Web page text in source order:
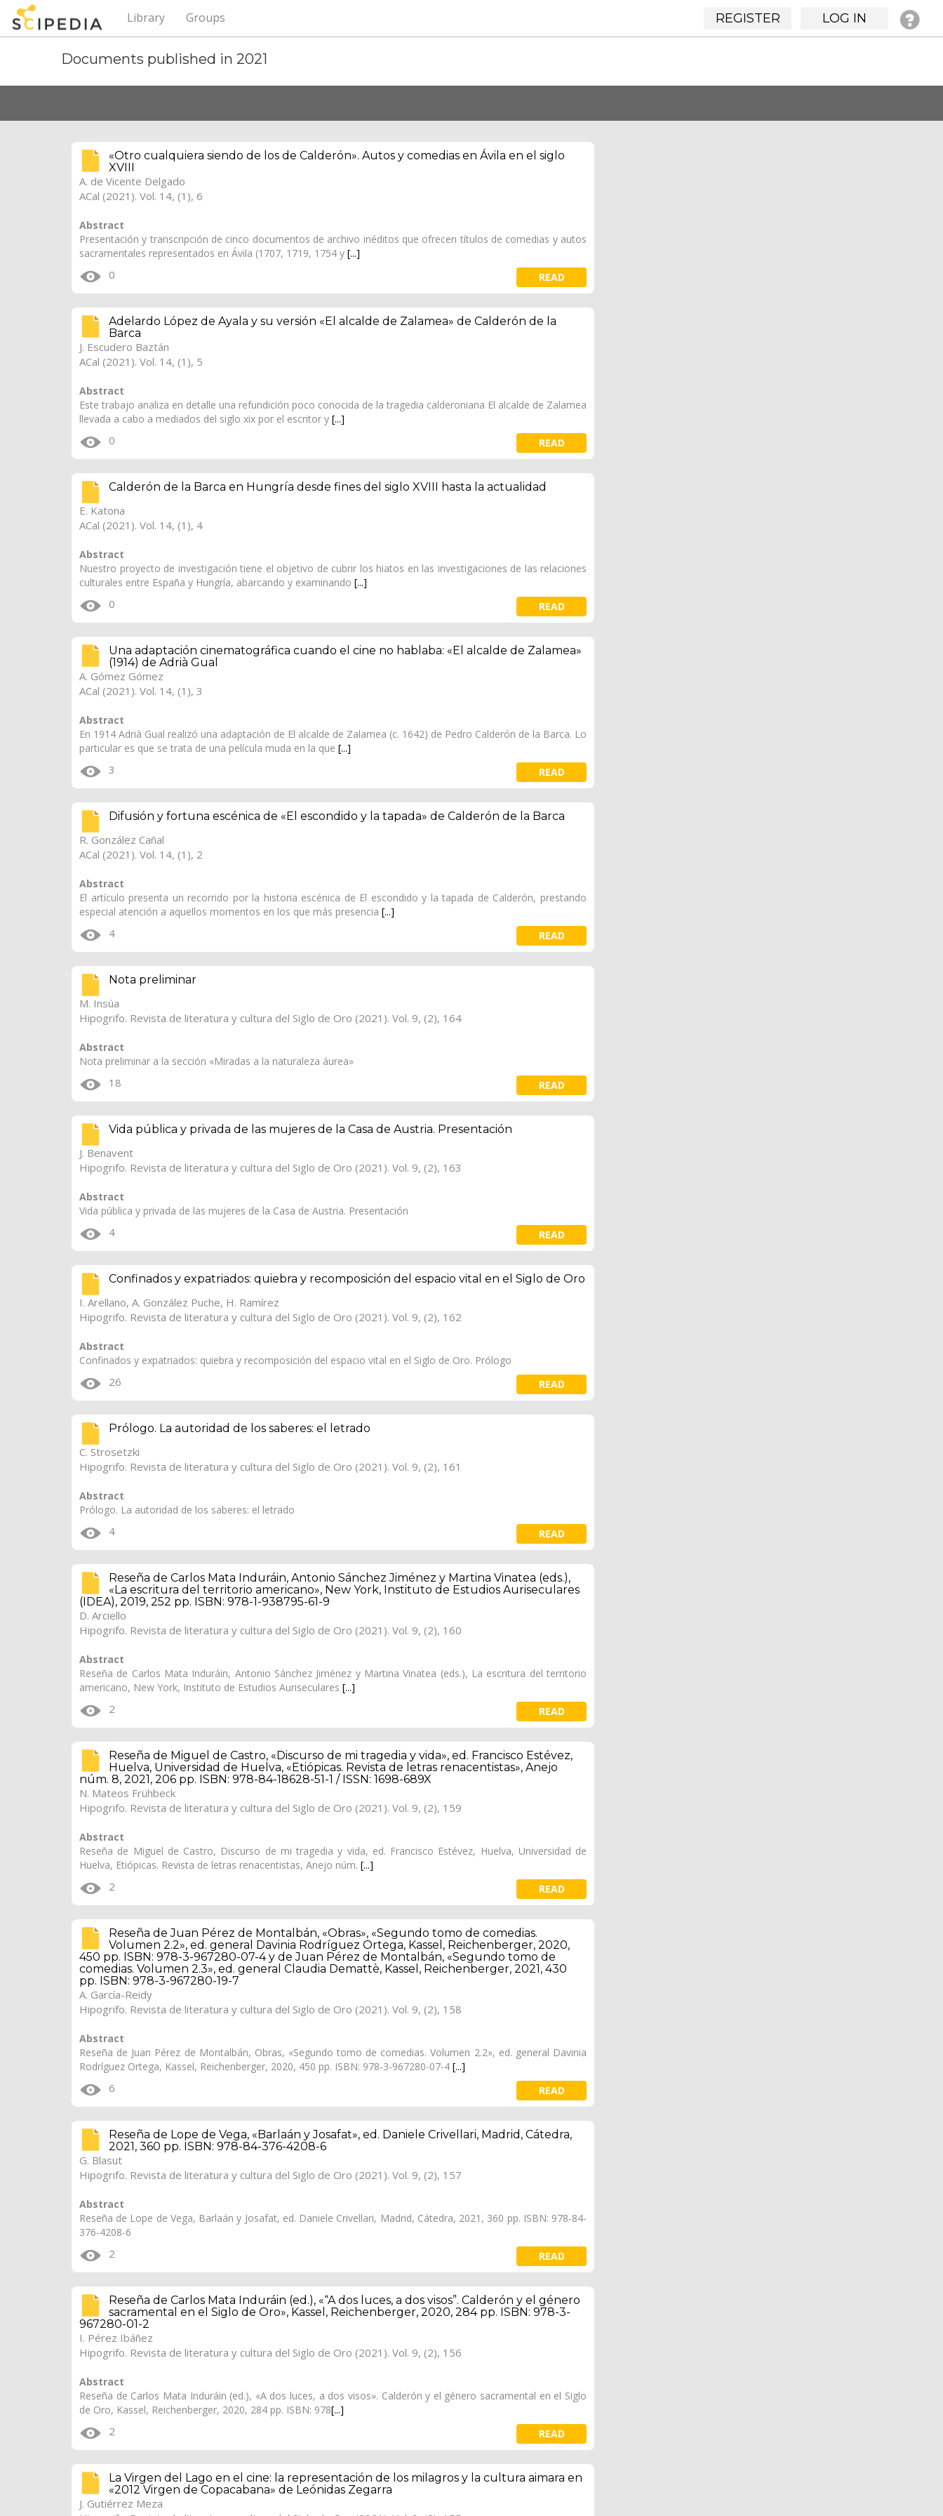
REGISTER LOG IN
Library Groups
Documents published in 2021
«Otro cualquiera siendo de los de Calderón». Autos y comedias en Ávila en el siglo
XVIII
A. de Vicente Delgado
ACal (2021). Vol. 14, (1), 6
Abstract
Presentación y transcripción de cinco documentos de archivo inéditos que ofrecen títulos de comedias y autos
sacramentales representados en Ávila (1707, 1719, 1754 y [...]
0 READ
Adelardo López de Ayala y su versión «El alcalde de Zalamea» de Calderón de la
Barca
J. Escudero Baztán
ACal (2021). Vol. 14, (1), 5
Abstract
Este trabajo analiza en detalle una refundición poco conocida de la tragedia calderoniana El alcalde de Zalamea
llevada a cabo a mediados del siglo xix por el escritor y [...]
0 READ
Calderón de la Barca en Hungría desde fines del siglo XVIII hasta la actualidad
E. Katona
ACal (2021). Vol. 14, (1), 4
Abstract
Nuestro proyecto de investigación tiene el objetivo de cubrir los hiatos en las investigaciones de las relaciones
culturales entre España y Hungría, abarcando y examinando [...]
0 READ
Una adaptación cinematográfica cuando el cine no hablaba: «El alcalde de Zalamea»
(1914) de Adrià Gual
A. Gómez Gómez
ACal (2021). Vol. 14, (1), 3
Abstract
En 1914 Adrià Gual realizó una adaptación de El alcalde de Zalamea (c. 1642) de Pedro Calderón de la Barca. Lo
particular es que se trata de una película muda en la que [...]
3 READ
Difusión y fortuna escénica de «El escondido y la tapada» de Calderón de la Barca
R. González Cañal
ACal (2021). Vol. 14, (1), 2
Abstract
El artículo presenta un recorrido por la historia escénica de El escondido y la tapada de Calderón, prestando
especial atención a aquellos momentos en los que más presencia [...]
4 READ
Nota preliminar
M. Insúa
Hipogrifo. Revista de literatura y cultura del Siglo de Oro (2021). Vol. 9, (2), 164
Abstract
Nota preliminar a la sección «Miradas a la naturaleza áurea»
18 READ
Vida pública y privada de las mujeres de la Casa de Austria. Presentación
J. Benavent
Hipogrifo. Revista de literatura y cultura del Siglo de Oro (2021). Vol. 9, (2), 163
Abstract
Vida pública y privada de las mujeres de la Casa de Austria. Presentación
4 READ
Confinados y expatriados: quiebra y recomposición del espacio vital en el Siglo de Oro
I. Arellano, A. González Puche, H. Ramírez
Hipogrifo. Revista de literatura y cultura del Siglo de Oro (2021). Vol. 9, (2), 162
Abstract
Confinados y expatriados: quiebra y recomposición del espacio vital en el Siglo de Oro. Prólogo
26 READ
Prólogo. La autoridad de los saberes: el letrado
C. Strosetzki
Hipogrifo. Revista de literatura y cultura del Siglo de Oro (2021). Vol. 9, (2), 161
Abstract
Prólogo. La autoridad de los saberes: el letrado
4 READ
Reseña de Carlos Mata Induráin, Antonio Sánchez Jiménez y Martina Vinatea (eds.),
«La escritura del territorio americano», New York, Instituto de Estudios Auriseculares
(IDEA), 2019, 252 pp. ISBN: 978-1-938795-61-9
D. Arciello
Hipogrifo. Revista de literatura y cultura del Siglo de Oro (2021). Vol. 9, (2), 160
Abstract
Reseña de Carlos Mata Induráin, Antonio Sánchez Jiménez y Martina Vinatea (eds.), La escritura del territorio
americano, New York, Instituto de Estudios Auriseculares [...]
2 READ
Reseña de Miguel de Castro, «Discurso de mi tragedia y vida», ed. Francisco Estévez,
Huelva, Universidad de Huelva, «Etiópicas. Revista de letras renacentistas», Anejo
núm. 8, 2021, 206 pp. ISBN: 978-84-18628-51-1 / ISSN: 1698-689X
N. Mateos Frühbeck
Hipogrifo. Revista de literatura y cultura del Siglo de Oro (2021). Vol. 9, (2), 159
Abstract
Reseña de Miguel de Castro, Discurso de mi tragedia y vida, ed. Francisco Estévez, Huelva, Universidad de
Huelva, Etiópicas. Revista de letras renacentistas, Anejo núm. [...]
2 READ
Reseña de Juan Pérez de Montalbán, «Obras», «Segundo tomo de comedias.
Volumen 2.2», ed. general Davinia Rodríguez Ortega, Kassel, Reichenberger, 2020,
450 pp. ISBN: 978-3-967280-07-4 y de Juan Pérez de Montalbán, «Segundo tomo de
comedias. Volumen 2.3», ed. general Claudia Demattè, Kassel, Reichenberger, 2021, 430
pp. ISBN: 978-3-967280-19-7
A. García-Reidy
Hipogrifo. Revista de literatura y cultura del Siglo de Oro (2021). Vol. 9, (2), 158
Abstract
Reseña de Juan Pérez de Montalbán, Obras, «Segundo tomo de comedias. Volumen 2.2», ed. general Davinia
Rodríguez Ortega, Kassel, Reichenberger, 2020, 450 pp. ISBN: 978-3-967280-07-4 [...]
6 READ
Reseña de Lope de Vega, «Barlaán y Josafat», ed. Daniele Crivellari, Madrid, Cátedra,
2021, 360 pp. ISBN: 978-84-376-4208-6
G. Blasut
Hipogrifo. Revista de literatura y cultura del Siglo de Oro (2021). Vol. 9, (2), 157
Abstract
Reseña de Lope de Vega, Barlaán y Josafat, ed. Daniele Crivellari, Madrid, Cátedra, 2021, 360 pp. ISBN: 978-84-
376-4208-6
2 READ
Reseña de Carlos Mata Induráin (ed.), «“A dos luces, a dos visos”. Calderón y el género
sacramental en el Siglo de Oro», Kassel, Reichenberger, 2020, 284 pp. ISBN: 978-3-
967280-01-2
I. Pérez Ibáñez
Hipogrifo. Revista de literatura y cultura del Siglo de Oro (2021). Vol. 9, (2), 156
Abstract
Reseña de Carlos Mata Induráin (ed.), «A dos luces, a dos visos». Calderón y el género sacramental en el Siglo
de Oro, Kassel, Reichenberger, 2020, 284 pp. ISBN: 978[...]
2 READ
La Virgen del Lago en el cine: la representación de los milagros y la cultura aimara en
«2012 Virgen de Copacabana» de Leónidas Zegarra
J. Gutiérrez Meza